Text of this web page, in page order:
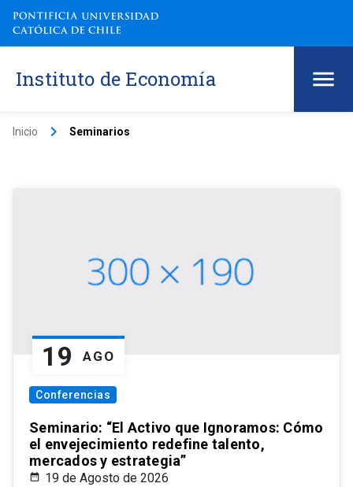
Instituto de Economía
Inicio keyboard_arrow_right Seminarios
19 AGO
Conferencias
Seminario: “El Activo que Ignoramos: Cómo
el envejecimiento redefine talento,
mercados y estrategia”
19 de Agosto de 2026